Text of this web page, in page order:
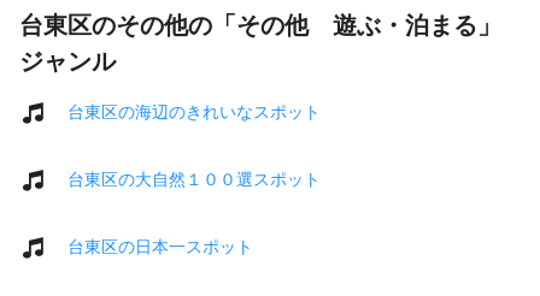
台東区のその他の「その他 遊ぶ・泊まる」
ジャンル
台東区の海辺のきれいなスポット
台東区の大自然１００選スポット
台東区の日本一スポット